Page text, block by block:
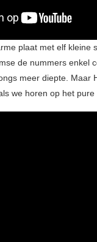
plaat met elf kleine
de nummers enkel
meer diepte. Maar
we horen op het pure